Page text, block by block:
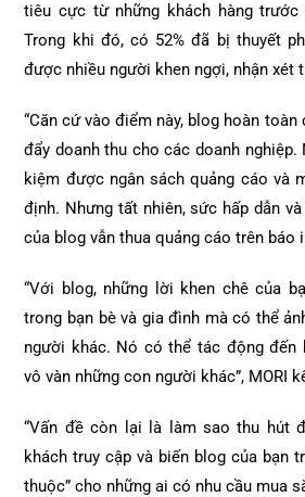
tiêu cực từ những khách hàng
Trong khi đó, có 52% đã bị thuyết
được nhiều người khen ngợi, nhận xét
“Căn cứ vào điểm này, blog hoàn
đẩy doanh thu cho các doanh
kiệm được ngân sách quảng cáo và
định. Nhưng tất nhiên, sức hấp dẫn
của blog vẫn thua quảng cáo trên báo
“Với blog, những lời khen chê của
trong bạn bè và gia đình mà có thể
người khác. Nó có thể tác động đến
vô vàn những con người khác”, MORI
“Vấn đề còn lại là làm sao thu hút
khách truy cập và biến blog của bạn
thuộc” cho những ai có nhu cầu mua